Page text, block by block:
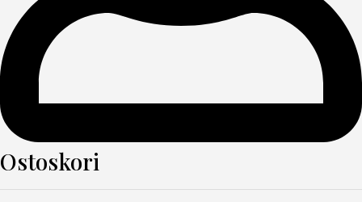
Ostoskori